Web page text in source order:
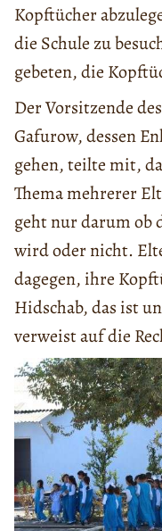
Kopftücher
die Schule zu
gebeten, die
Der Vorsitzende
Gafurow, dessen
gehen, teilte mit,
Thema mehrerer
geht nur darum ob
wird oder nicht.
dagegen, ihre
Hidschab, das ist
verweist auf die